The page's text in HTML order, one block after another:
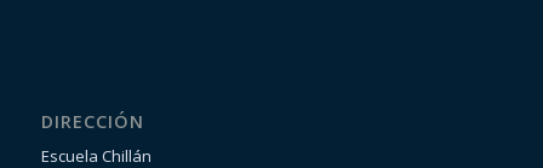
DIRECCIÓN
Escuela Chillán